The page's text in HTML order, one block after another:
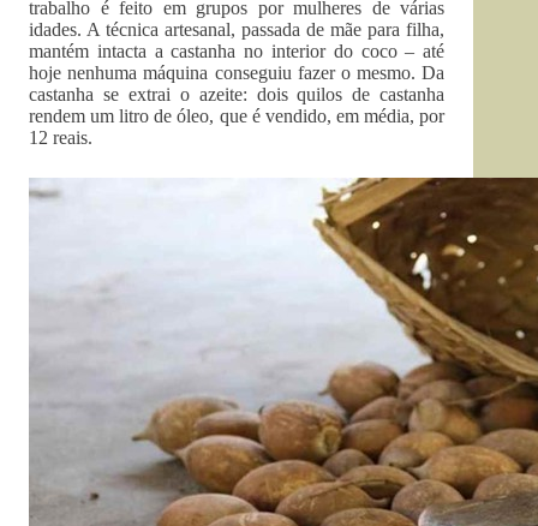
trabalho é feito em grupos por mulheres de várias
idades. A técnica artesanal, passada de mãe para filha,
mantém intacta a castanha no interior do coco – até
hoje nenhuma máquina conseguiu fazer o mesmo. Da
castanha se extrai o azeite: dois quilos de castanha
rendem um litro de óleo, que é vendido, em média, por
12 reais.